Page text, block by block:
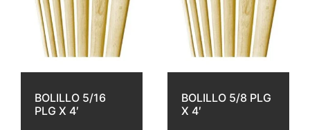
BOLILLO 5/16
PLG X 4′
BOLILLO 5/8 PLG
X 4′